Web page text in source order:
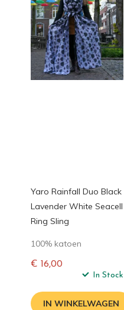
Yaro Rainfall Duo Black
Lavender White Seacell
Ring Sling
100% katoen
€ 16,00
In Stock
IN WINKELWAGEN